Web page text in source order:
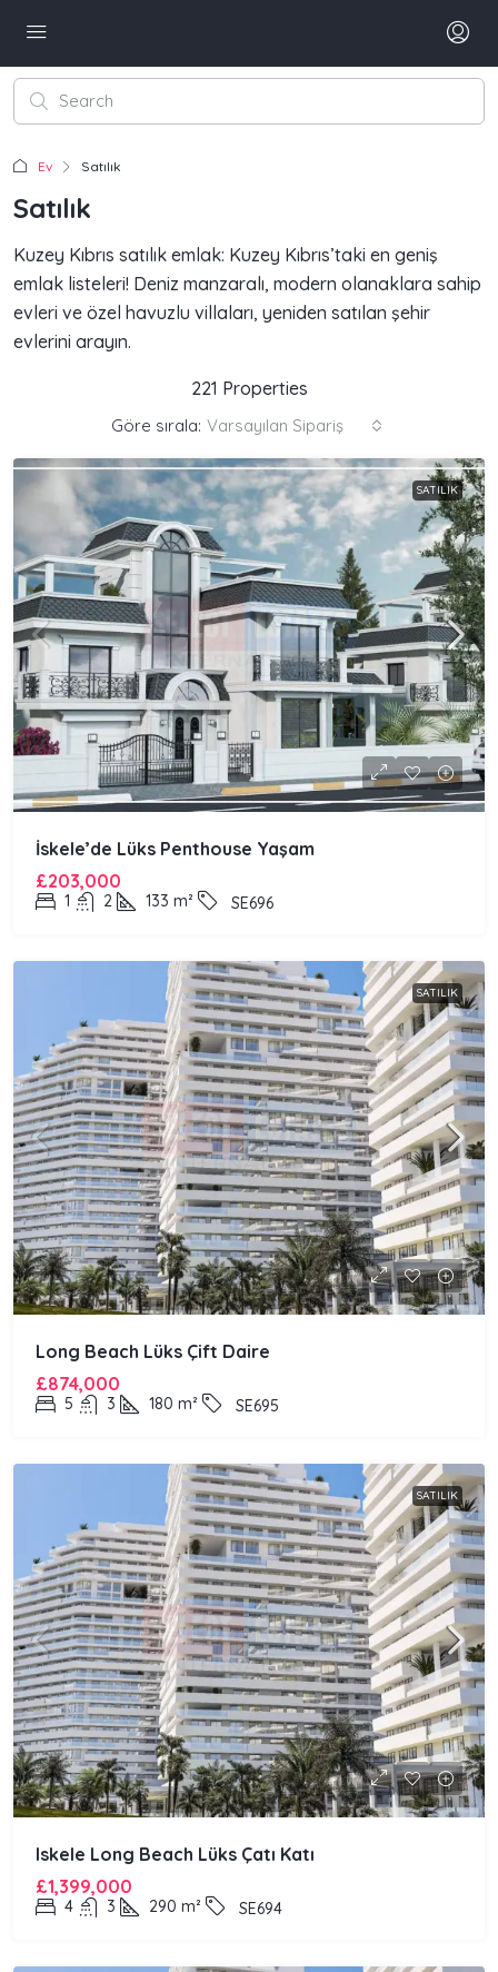
Ev Satılık
Satılık
Kuzey Kıbrıs satılık emlak: Kuzey Kıbrıs’taki en geniş
emlak listeleri! Deniz manzaralı, modern olanaklara sahip
evleri ve özel havuzlu villaları, yeniden satılan şehir
evlerini arayın.
221 Properties
Göre sırala: Varsayılan Sipariş
SATILIK
İskele’de Lüks Penthouse Yaşam
£203,000
1 2 133 m² SE696
SATILIK
Long Beach Lüks Çift Daire
£874,000
5 3 180 m² SE695
SATILIK
Iskele Long Beach Lüks Çatı Katı
£1,399,000
4 3 290 m² SE694